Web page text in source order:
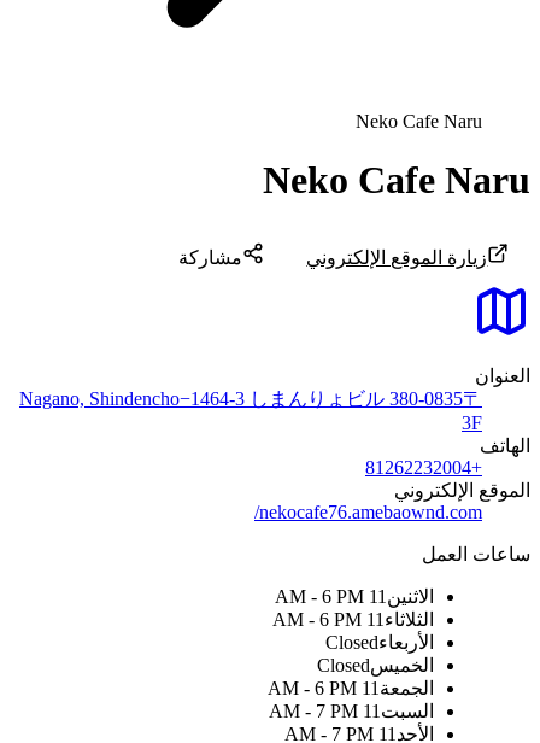
Neko Cafe Naru
Neko Cafe Naru
زيارة الموقع الإلكتروني مشاركة
العنوان
〒380-0835 Nagano, Shindencho−1464-3 しまんりょビル
3F
الهاتف
+81262232004
الموقع الإلكتروني
nekocafe76.amebaownd.com/
ساعات العمل
الاثنين 11 AM - 6 PM
الثلاثاء 11 AM - 6 PM
الأربعاءClosed
الخميسClosed
الجمعة 11 AM - 6 PM
السبت 11 AM - 7 PM
الأحد 11 AM - 7 PM